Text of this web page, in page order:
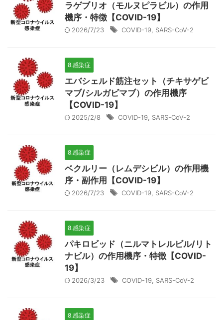
ラゲブリオ（モルヌピラビル）の作用
機序・特徴【COVID-19】
2026/7/23 COVID-19 SARS-CoV-2
8.感染症
エバシェルド筋注セット（チキサゲビ
マブ/シルガビマブ）の作用機序
【COVID-19】
2025/2/8 COVID-19 SARS-CoV-2
8.感染症
ベクルリー（レムデシビル）の作用機
序・副作用【COVID-19】
2026/7/23 COVID-19 SARS-CoV-2
8.感染症
パキロビッド（ニルマトレルビル/リト
ナビル）の作用機序・特徴【COVID-
19】
2026/3/23 COVID-19 SARS-CoV-2
8.感染症